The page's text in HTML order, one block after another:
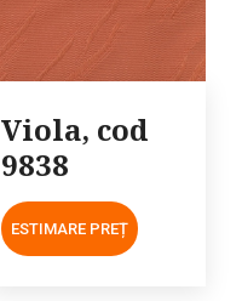
Viola, cod
9838
ESTIMARE PREȚ